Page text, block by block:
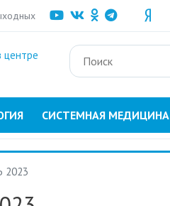
Перейти
основному
центре
СИСТЕМНАЯ МЕДИЦИНА
2023